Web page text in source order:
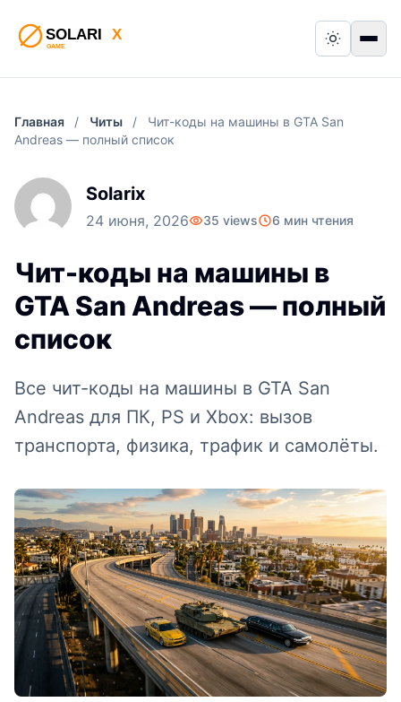
Switch to
Главная / Читы /
Чит-коды на машины в GTA San
Andreas — полный список
Solarix
24 июня, 2026 35 views 6 мин чтения
Чит-коды на машины в
GTA San Andreas — полный
список
Все чит-коды на машины в GTA San
Andreas для ПК, PS и Xbox: вызов
транспорта, физика, трафик и самолёты.